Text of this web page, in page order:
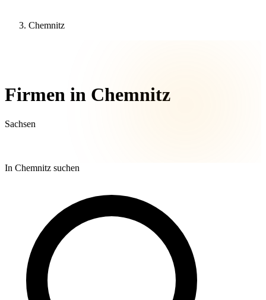
Chemnitz
Firmen in Chemnitz
Sachsen
In Chemnitz suchen